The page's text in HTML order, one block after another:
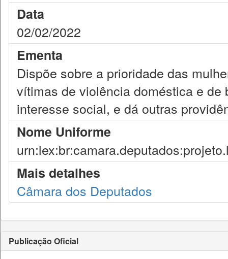
Data
02/02/2022
Ementa
Dispõe sobre a prioridade das
vítimas de violência doméstica e
interesse social, e dá outras
Nome Uniforme
Mais detalhes
Câmara dos Deputados
Publicação Oficial